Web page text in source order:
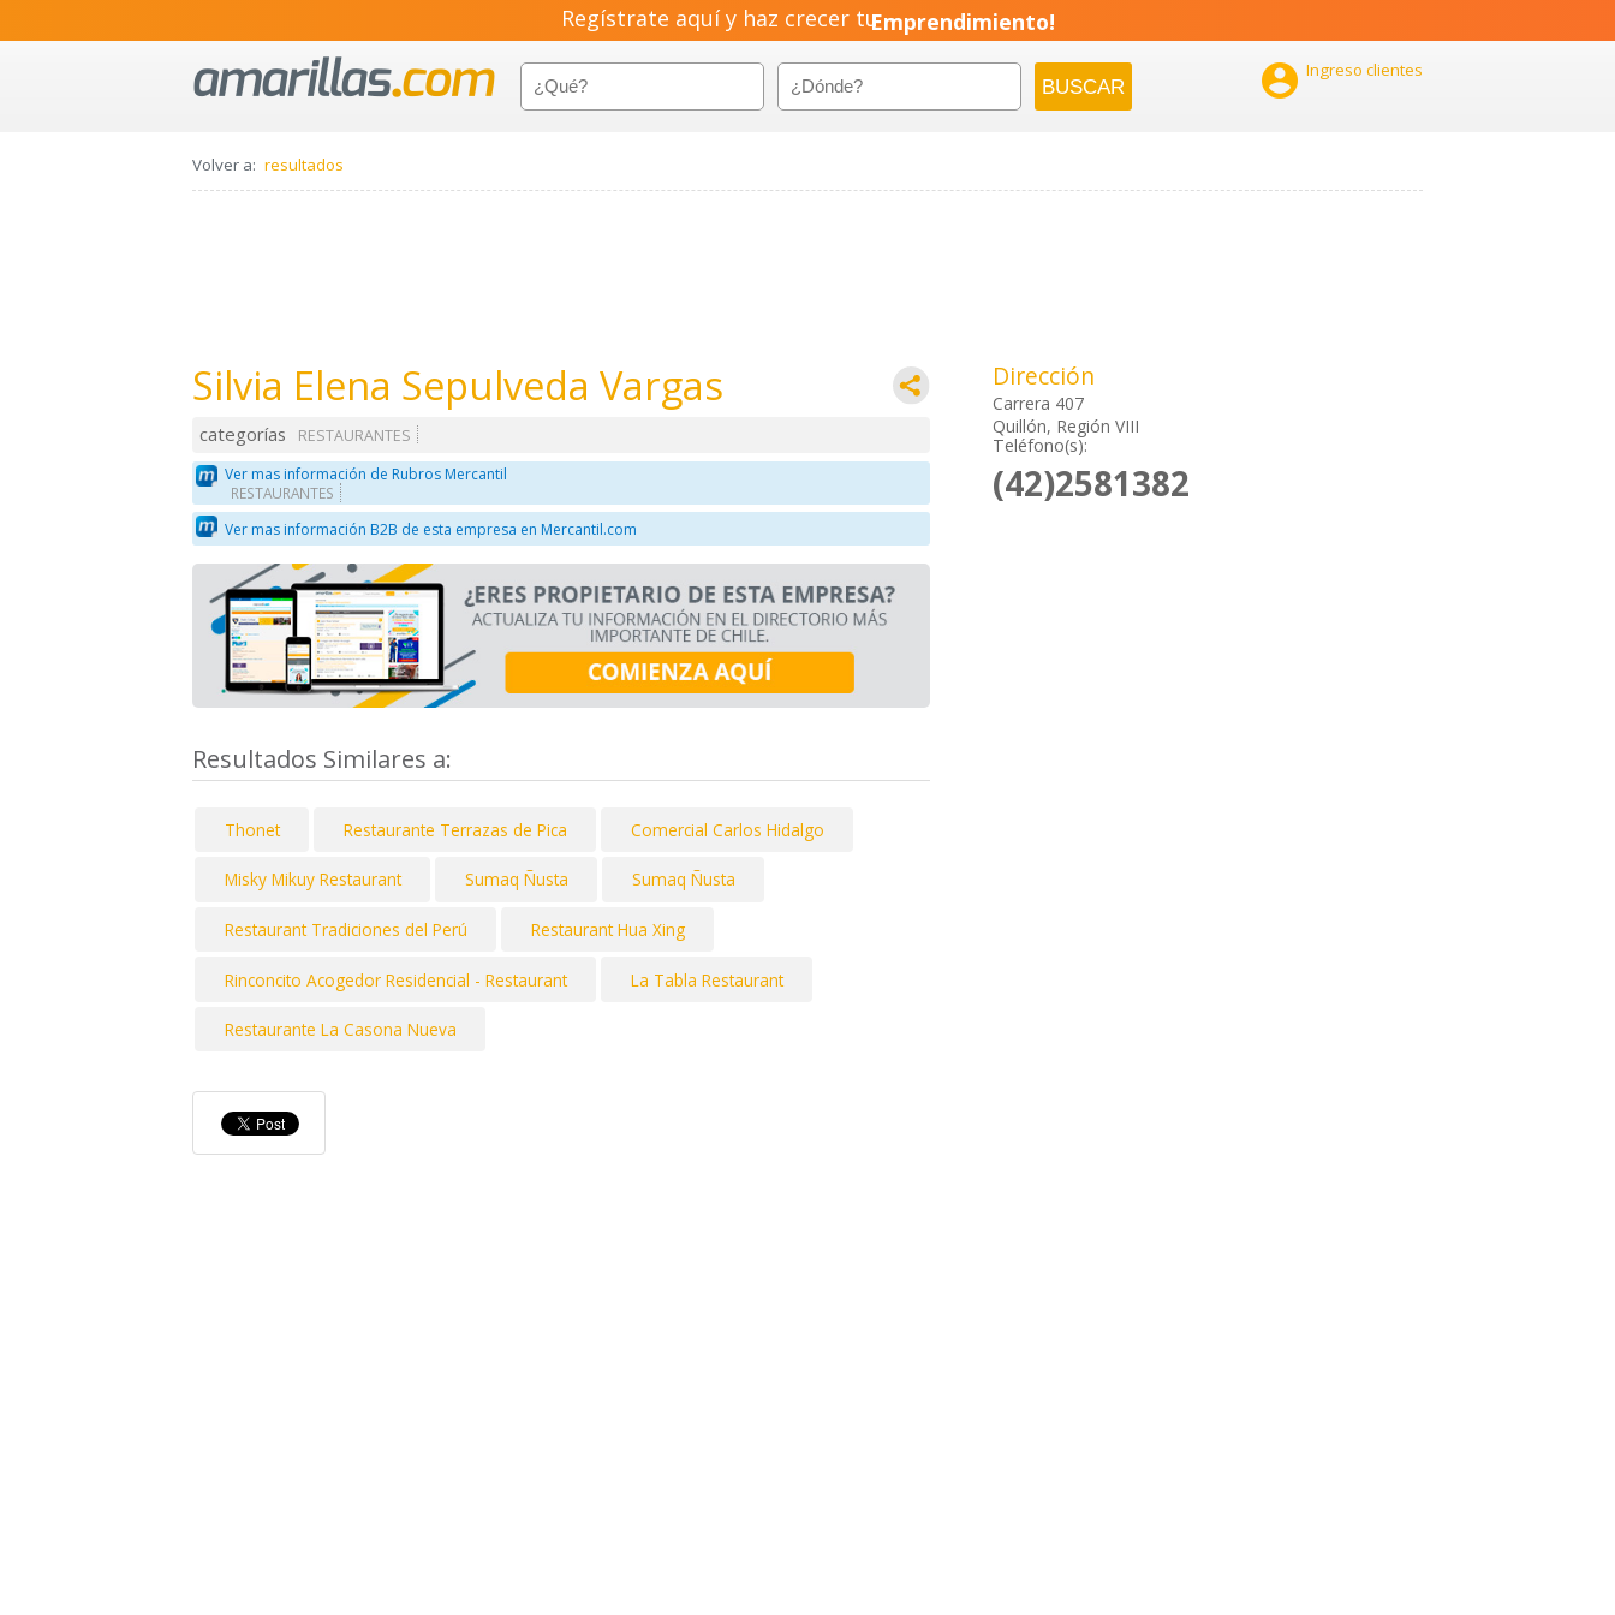
Regístrate aquí y haz crecer tuEmprendimiento!
 Ingreso clientes
Volver a: resultados
Silvia Elena Sepulveda Vargas
categorías
RESTAURANTES
Ver mas información de Rubros Mercantil
RESTAURANTES
Ver mas información B2B de esta empresa en Mercantil.com
Resultados Similares a:
Thonet Restaurante Terrazas de Pica Comercial Carlos Hidalgo
Misky Mikuy Restaurant Sumaq Ñusta Sumaq Ñusta
Restaurant Tradiciones del Perú Restaurant Hua Xing
Rinconcito Acogedor Residencial - Restaurant La Tabla Restaurant
Restaurante La Casona Nueva
Dirección
Carrera 407
Quillón, Región VIII
Teléfono(s):
(42)2581382